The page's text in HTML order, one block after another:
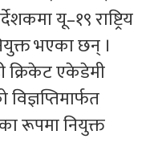
यू–१९ राष्ट्रिय
भएका छन् ।
क्रिकेट एकेडेमी
रूपमा नियुक्त